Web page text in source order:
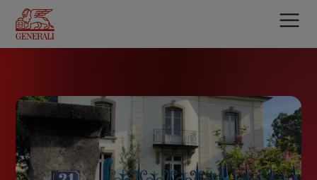
contenu
principal